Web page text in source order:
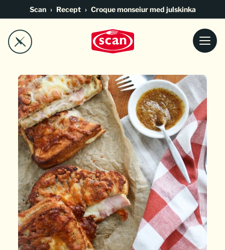
Scan Recept Croque monseiur med julskinka